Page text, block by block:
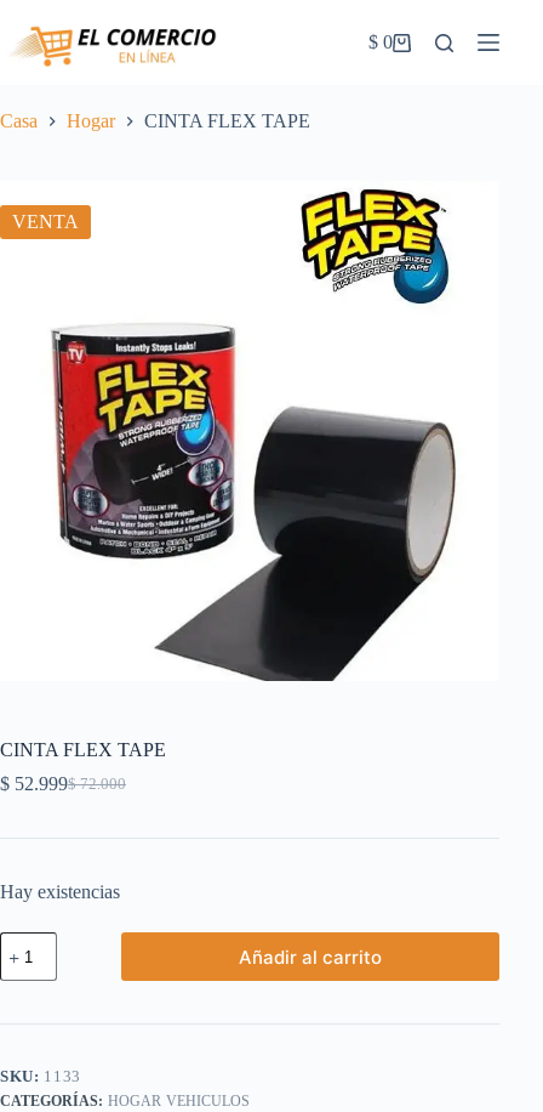
contenido
Carrito
$ 0
Casa Hogar CINTA FLEX TAPE
VENTA
CINTA FLEX TAPE
$72.000
El
original
$ 72.000.
$ 52.999El
actual
$ 52.999.
Hay existencias
CINTA
FLEX
TAPE
Añadir al carrito
SKU: 1133
HOGAR VEHICULOS